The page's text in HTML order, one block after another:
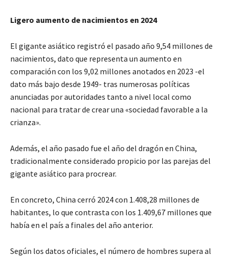
Ligero aumento de nacimientos en 2024
El gigante asiático registró el pasado año 9,54 millones de
nacimientos, dato que representa un aumento en
comparación con los 9,02 millones anotados en 2023 -el
dato más bajo desde 1949- tras numerosas políticas
anunciadas por autoridades tanto a nivel local como
nacional para tratar de crear una «sociedad favorable a la
crianza».
Además, el año pasado fue el año del dragón en China,
tradicionalmente considerado propicio por las parejas del
gigante asiático para procrear.
En concreto, China cerró 2024 con 1.408,28 millones de
habitantes, lo que contrasta con los 1.409,67 millones que
había en el país a finales del año anterior.
Según los datos oficiales, el número de hombres supera al